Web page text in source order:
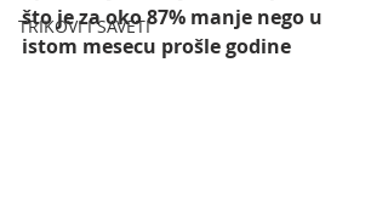
TRIKOVI I SAVETI
što je za oko 87% manje nego u
istom mesecu prošle godine